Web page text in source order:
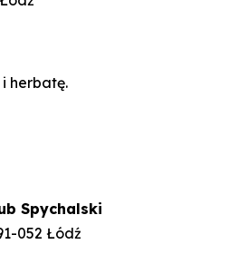
herbatę.
Spychalski
052 Łódź